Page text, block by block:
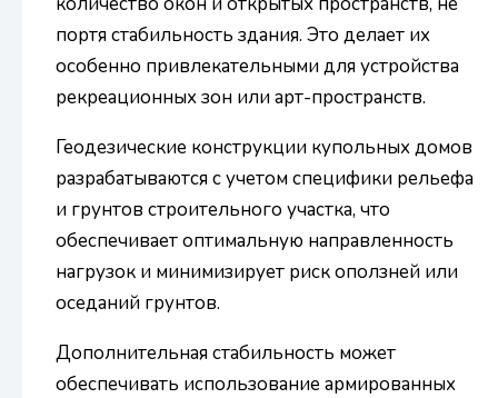
портя стабильность здания. Это делает их
особенно привлекательными для устройства
рекреационных зон или арт-пространств.
Геодезические конструкции купольных домов
разрабатываются с учетом специфики рельефа
и грунтов строительного участка, что
обеспечивает оптимальную направленность
нагрузок и минимизирует риск оползней или
оседаний грунтов.
Дополнительная стабильность может
обеспечивать использование армированных